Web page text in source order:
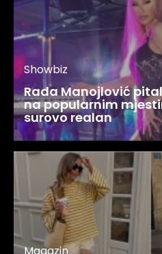
Showbiz
Rada Manojlović
na popularnim
surovo realan
Magazin